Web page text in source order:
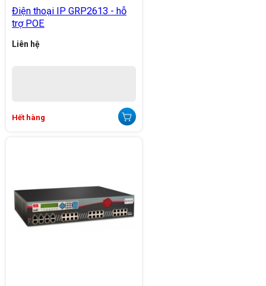
Điện thoại IP GRP2613 - hỗ
trợ POE
Liên hệ
Hết hàng